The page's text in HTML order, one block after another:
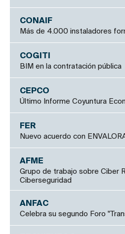
CONAIF
Más de 4.000 instaladores
COGITI
BIM en la contratación pública
CEPCO
Último Informe Coyuntura
FER
Nuevo acuerdo con
AFME
Grupo de trabajo sobre Ciber
Ciberseguridad
ANFAC
Celebra su segundo Foro